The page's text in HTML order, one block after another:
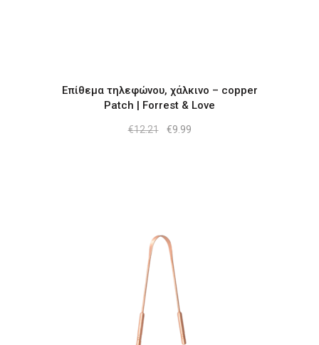
Επίθεμα τηλεφώνου, χάλκινο – copper
Patch | Forrest & Love
€12.21
Original
€9.99Η